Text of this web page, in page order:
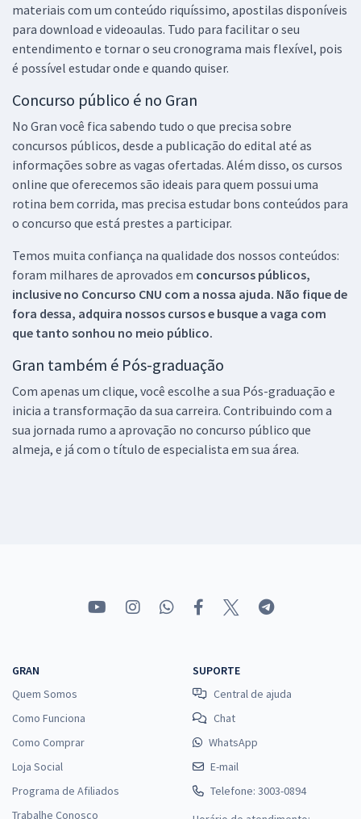
materiais com um conteúdo riquíssimo, apostilas disponíveis
para download e videoaulas. Tudo para facilitar o seu
entendimento e tornar o seu cronograma mais flexível, pois
é possível estudar onde e quando quiser.
Concurso público é no Gran
No Gran você fica sabendo tudo o que precisa sobre
concursos públicos, desde a publicação do edital até as
informações sobre as vagas ofertadas. Além disso, os cursos
online que oferecemos são ideais para quem possui uma
rotina bem corrida, mas precisa estudar bons conteúdos para
o concurso que está prestes a participar.
Temos muita confiança na qualidade dos nossos conteúdos:
foram milhares de aprovados em concursos públicos,
inclusive no Concurso CNU com a nossa ajuda. Não fique de
fora dessa, adquira nossos cursos e busque a vaga com
que tanto sonhou no meio público.
Gran também é Pós-graduação
Com apenas um clique, você escolhe a sua Pós-graduação e
inicia a transformação da sua carreira. Contribuindo com a
sua jornada rumo a aprovação no concurso público que
almeja, e já com o título de especialista em sua área.
GRAN
Quem Somos
Como Funciona
Como Comprar
Loja Social
Programa de Afiliados
Trabalhe Conosco
SUPORTE
Central de ajuda
Chat
WhatsApp
E-mail
Telefone: 3003-0894